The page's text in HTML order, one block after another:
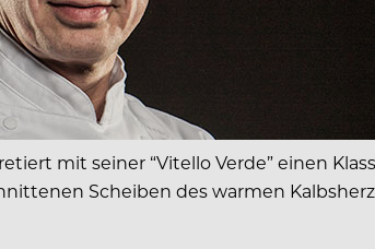
mit seiner “Vitello Verde” einen
Scheiben des warmen